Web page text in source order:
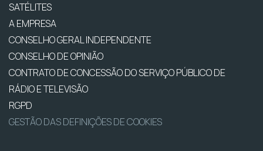
SATÉLITES
A EMPRESA
CONSELHO GERAL INDEPENDENTE
CONSELHO DE OPINIÃO
CONTRATO DE CONCESSÃO DO SERVIÇO PÚBLICO DE
RÁDIO E TELEVISÃO
RGPD
GESTÃO DAS DEFINIÇÕES DE COOKIES